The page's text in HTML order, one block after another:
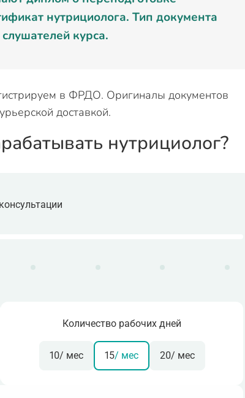
нутрициолога. Тип документа
курса.
в ФРДО. Оригиналы документов
доставкой.
нутрициолог?
Количество рабочих дней
10/ мес 15/ мес 20/ мес